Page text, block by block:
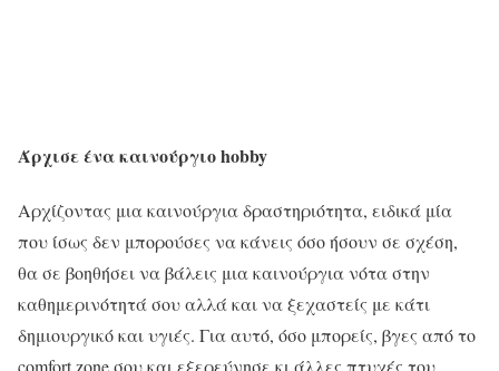
Άρχισε ένα καινούργιο hobby
Αρχίζοντας μια καινούργια δραστηριότητα, ειδικά μία
που ίσως δεν μπορούσες να κάνεις όσο ήσουν σε σχέση,
θα σε βοηθήσει να βάλεις μια καινούργια νότα στην
καθημερινότητά σου αλλά και να ξεχαστείς με κάτι
δημιουργικό και υγιές. Για αυτό, όσο μπορείς, βγες από το
comfort zone σου και εξερεύνησε κι άλλες πτυχές του